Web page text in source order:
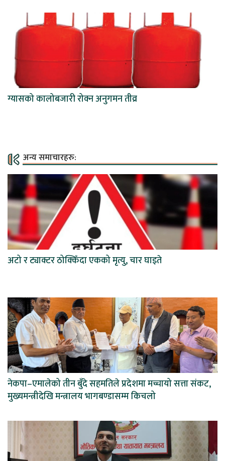
ग्यासको कालोबजारी रोक्न अनुगमन तीव्र
अन्य समाचारहरु:
अटो र ट्याक्टर ठोक्किँदा एकको मृत्यु, चार घाइते
नेकपा–एमालेको तीन बुँदे सहमतिले प्रदेशमा मच्चायो सत्ता संकट,
मुख्यमन्त्रीदेखि मन्त्रालय भागबण्डासम्म किचलो